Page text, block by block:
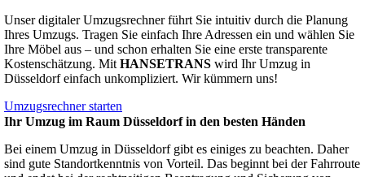
Unser digitaler Umzugsrechner führt Sie intuitiv durch die Planung
Ihres Umzugs. Tragen Sie einfach Ihre Adressen ein und wählen Sie
Ihre Möbel aus – und schon erhalten Sie eine erste transparente
Kostenschätzung. Mit HANSETRANSwird Ihr Umzug in
Düsseldorf einfach unkompliziert. Wir kümmern uns!
Umzugsrechner starten
Ihr Umzug im Raum Düsseldorf in den besten Händen
Bei einem Umzug in Düsseldorf gibt es einiges zu beachten. Daher
sind gute Standortkenntnis von Vorteil. Das beginnt bei der Fahrroute